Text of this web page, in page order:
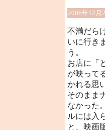
2006年12月
不満だら
いに行き
う。
お店に「
が映って
かれる思
そのまま
なかった
ルには入
と、映画